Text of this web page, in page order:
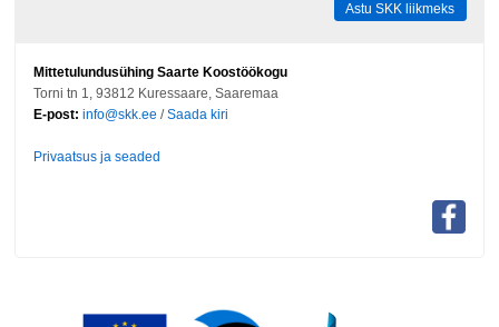
Astu SKK liikmeks
Mittetulundusühing Saarte Koostöökogu
Torni tn 1, 93812 Kuressaare, Saaremaa
E-post: info@skk.ee /Saada kiri
Privaatsus ja seaded